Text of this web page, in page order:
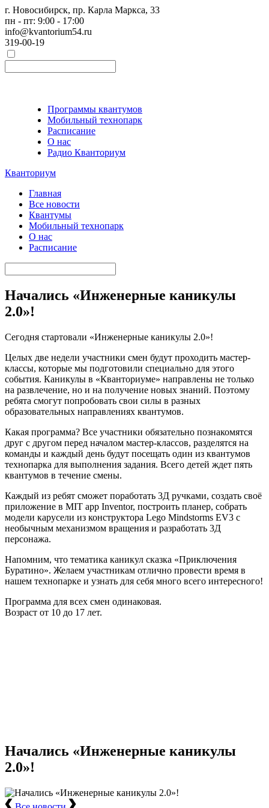
г. Новосибирск, пр. Карла Маркса, 33
пн - пт: 9:00 - 17:00
info@kvantorium54.ru
319-00-19
Программы квантумов
Мобильный технопарк
Расписание
О нас
Радио Кванториум
Кванториум
Главная
Все новости
Квантумы
Мобильный технопарк
О нас
Расписание
Начались «Инженерные каникулы
2.0»!
Сегодня стартовали «Инженерные каникулы 2.0»!
Целых две недели участники смен будут проходить мастер-
классы, которые мы подготовили специально для этого
события. Каникулы в «Кванториуме» направлены не только
на развлечение, но и на получение новых знаний. Поэтому
ребята смогут попробовать свои силы в разных
образовательных направлениях квантумов.
Какая программа? Все участники обязательно познакомятся
друг с другом перед началом мастер-классов, разделятся на
команды и каждый день будут посещать один из квантумов
технопарка для выполнения задания. Всего детей ждет пять
квантумов в течение смены.
Каждый из ребят сможет поработать 3Д ручками, создать своё
приложение в MIT app Inventor, построить планер, собрать
модели карусели из конструктора Lego Mindstorms EV3 с
необычным механизмом вращения и разработать 3Д
персонажа.
Напомним, что тематика каникул сказка «Приключения
Буратино». Желаем участникам отлично провести время в
нашем технопарке и узнать для себя много всего интересного!
Программа для всех смен одинаковая.
Возраст от 10 до 17 лет.
Начались «Инженерные каникулы
2.0»!